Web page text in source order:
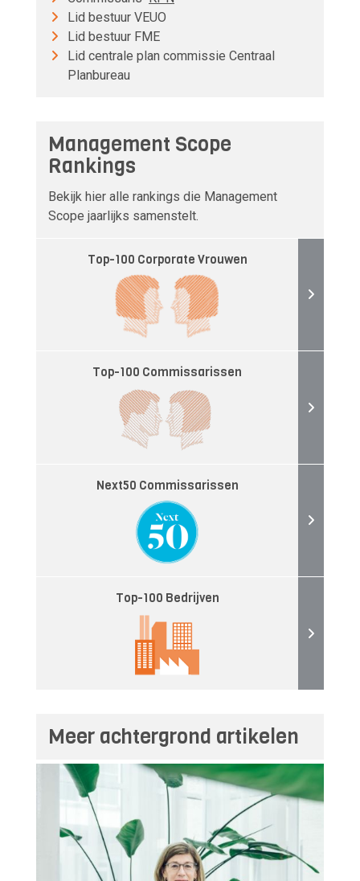
Lid bestuur VEUO
Lid bestuur FME
Lid centrale plan commissie Centraal
Planbureau
Management Scope
Rankings
Bekijk hier alle rankings die Management
Scope jaarlijks samenstelt.
Top-100 Corporate Vrouwen
Top-100 Commissarissen
Next50 Commissarissen
Top-100 Bedrijven
Meer achtergrond artikelen